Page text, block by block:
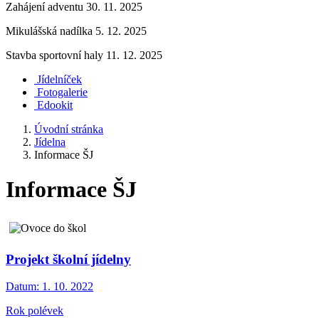
Zahájení adventu 30. 11. 2025
Mikulášská nadílka 5. 12. 2025
Stavba sportovní haly 11. 12. 2025
Jídelníček
Fotogalerie
Edookit
Úvodní stránka
Jídelna
Informace ŠJ
Informace ŠJ
Projekt školní jídelny
Datum: 1. 10. 2022
Rok polévek